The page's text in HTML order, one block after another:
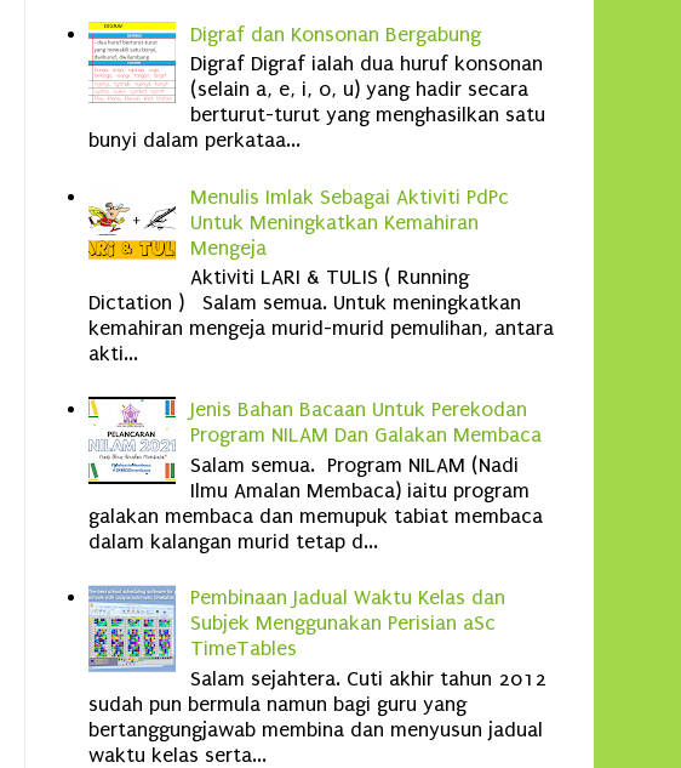
Digraf dan Konsonan Bergabung
Digraf Digraf ialah dua huruf konsonan
(selain a, e, i, o, u) yang hadir secara
berturut-turut yang menghasilkan satu
bunyi dalam perkataa...
Menulis Imlak Sebagai Aktiviti PdPc
Untuk Meningkatkan Kemahiran
Mengeja
Aktiviti LARI & TULIS ( Running
Dictation ) Salam semua. Untuk meningkatkan
kemahiran mengeja murid-murid pemulihan, antara
akti...
Jenis Bahan Bacaan Untuk Perekodan
Program NILAM Dan Galakan Membaca
Salam semua. Program NILAM (Nadi
Ilmu Amalan Membaca) iaitu program
galakan membaca dan memupuk tabiat membaca
dalam kalangan murid tetap d...
Pembinaan Jadual Waktu Kelas dan
Subjek Menggunakan Perisian aSc
TimeTables
Salam sejahtera. Cuti akhir tahun 2012
sudah pun bermula namun bagi guru yang
bertanggungjawab membina dan menyusun jadual
waktu kelas serta...